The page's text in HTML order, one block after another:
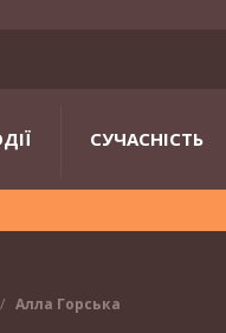
СУЧАСНІСТЬ
Алла Горська